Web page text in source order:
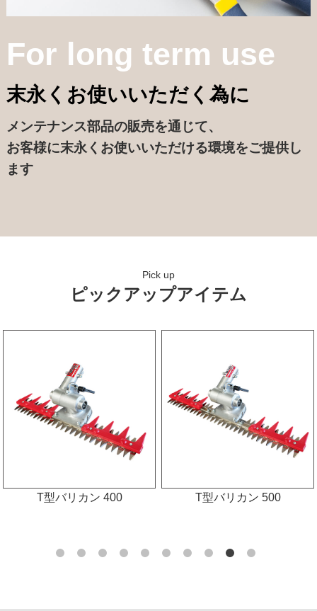
For long term use
末永くお使いいただく為に
メンテナンス部品の販売を通じて、
お客様に末永くお使いいただける環境をご提供し
ます
Pick up
ピックアップアイテム
T型バリカン 400 T型バリカン 500